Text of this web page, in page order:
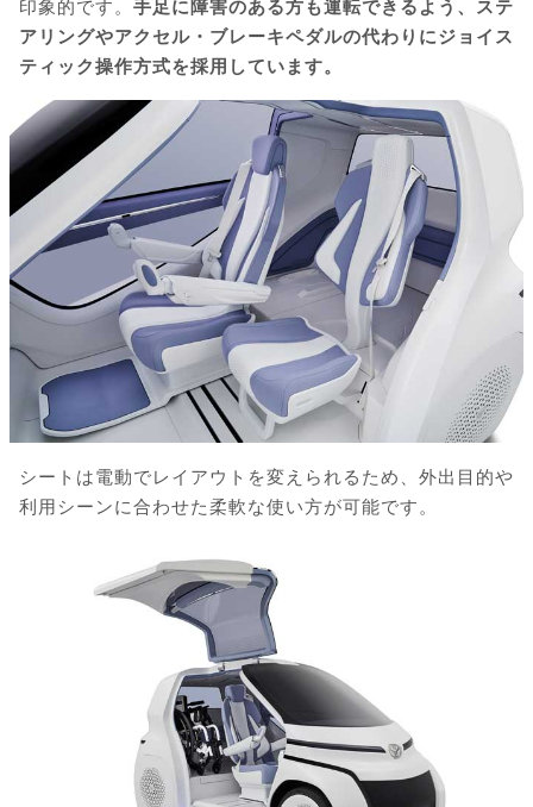
印象的です。 手足に障害のある方も運転できるよう、ステ
アリングやアクセル・ブレーキペダルの代わりにジョイス
ティック操作方式を採用しています。
シートは電動でレイアウトを変えられるため、外出目的や
利用シーンに合わせた柔軟な使い方が可能です。